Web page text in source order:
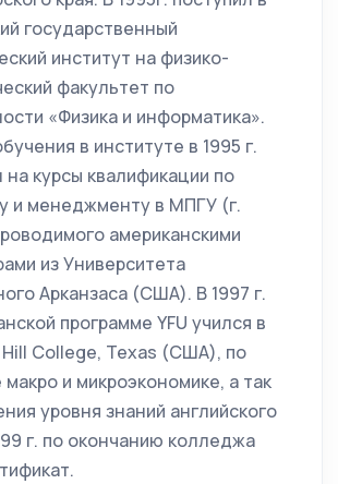
государственный
институт на физико-
факультет по
«Физика и информатика».
в институте в 1995 г.
на курсы квалификации по
и менеджменту в МПГУ (г.
американскими
из Университета
Арканзаса (США). В 1997 г.
программе YFU учился в
College, Texas (США), по
и микроэкономике, а так
уровня знаний английского
г. по окончанию колледжа